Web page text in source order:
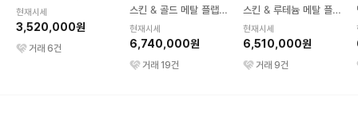
현재시세
3,520,000원
거래 6건
스킨 & 골드 메탈 플랩백
미디엄 블랙
현재시세
6,740,000원
거래 19건
스킨 & 루테늄 메탈 플랩
백 미디엄 블랙
현재시세
6,510,000원
거래 9건